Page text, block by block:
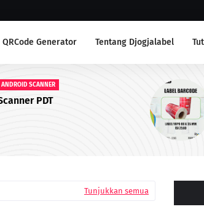
QRCode Generator Tentang Djogjalabel
LABEL ANTI AIR
Label Yupo Warna Merah
Tunjukkan semua